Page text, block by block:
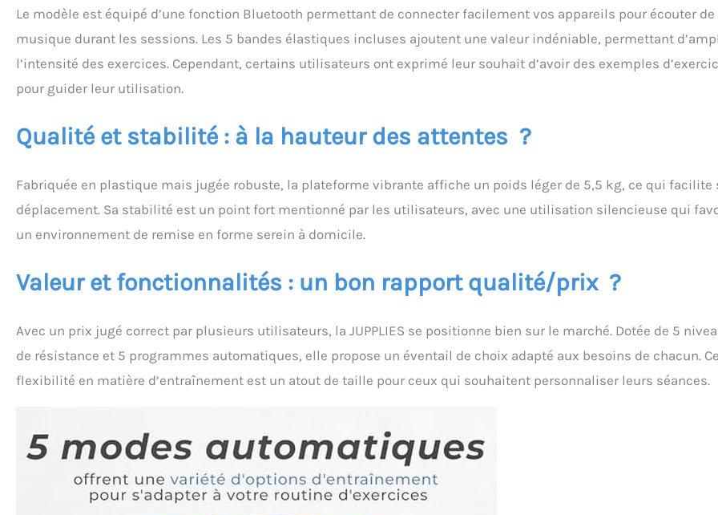
Le modèle est équipé d’une fonction Bluetooth permettant de connecter facilement vos appareils pour écouter de
musique durant les sessions. Les 5 bandes élastiques incluses ajoutent une valeur indéniable, permettant
l’intensité des exercices. Cependant, certains utilisateurs ont exprimé leur souhait d’avoir des exemples
pour guider leur utilisation.
Qualité et stabilité : à la hauteur des attentes ?
Fabriquée en plastique mais jugée robuste, la plateforme vibrante affiche un poids léger de 5,5 kg, ce qui facilite
déplacement. Sa stabilité est un point fort mentionné par les utilisateurs, avec une utilisation silencieuse qui
un environnement de remise en forme serein à domicile.
Valeur et fonctionnalités : un bon rapport qualité/prix ?
Avec un prix jugé correct par plusieurs utilisateurs, la JUPPLIES se positionne bien sur le marché. Dotée de 5
de résistance et 5 programmes automatiques, elle propose un éventail de choix adapté aux besoins de chacun.
flexibilité en matière d’entraînement est un atout de taille pour ceux qui souhaitent personnaliser leurs séances.